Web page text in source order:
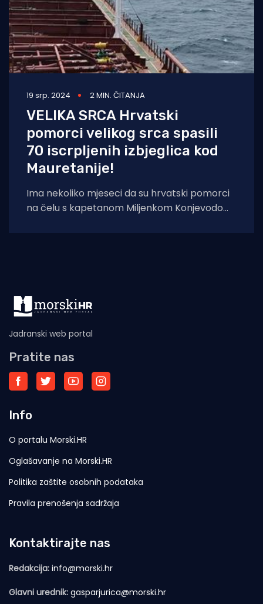
19 srp. 2024 2 MIN. ČITANJA
VELIKA SRCA Hrvatski
pomorci velikog srca spasili
70 iscrpljenih izbjeglica kod
Mauretanije!
Ima nekoliko mjeseci da su hrvatski pomorci
na čelu s kapetanom Miljenkom Konjevodom
Jadranski web portal
Pratite nas
Info
O portalu Morski.HR
Oglašavanje na Morski.HR
Politika zaštite osobnih podataka
Pravila prenošenja sadržaja
Kontaktirajte nas
Redakcija: info@morski.hr
Glavni urednik: gasparjurica@morski.hr